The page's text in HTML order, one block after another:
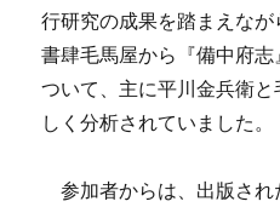
行研究の成果を踏まえな
書肆毛馬屋から『備中府
ついて、主に平川金兵衛
しく分析されていました。
参加者からは、出版され